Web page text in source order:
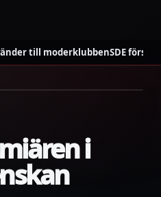
till moderklubbenSDE
i